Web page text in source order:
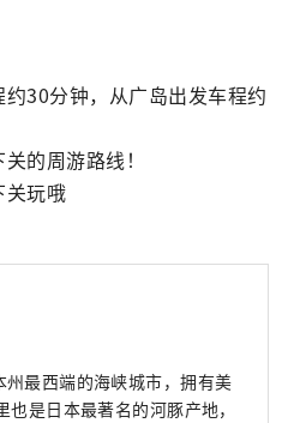
30分钟，从广岛出发车程约
的周游路线！
关玩哦
州最西端的海峡城市，拥有美
也是日本最著名的河豚产地，